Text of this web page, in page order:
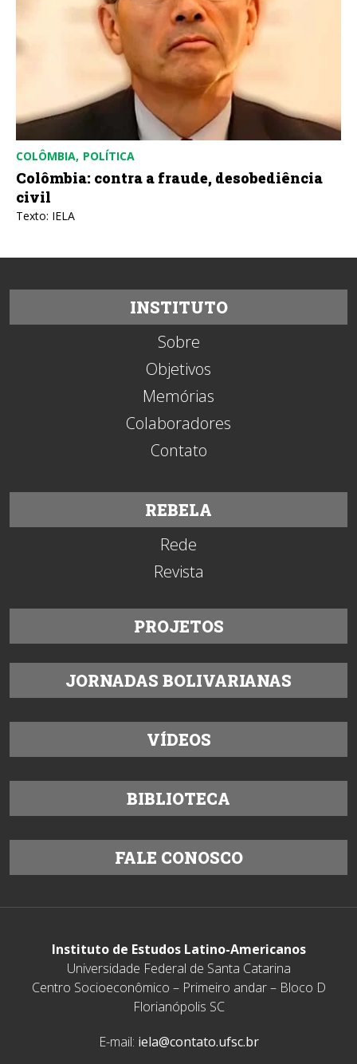
COLÔMBIA POLÍTICA
Colômbia: contra a fraude, desobediência
civil
Texto: IELA
INSTITUTO
Sobre
Objetivos
Memórias
Colaboradores
Contato
REBELA
Rede
Revista
PROJETOS
JORNADAS BOLIVARIANAS
VÍDEOS
BIBLIOTECA
FALE CONOSCO
Instituto de Estudos Latino-Americanos
Universidade Federal de Santa Catarina
Centro Socioeconômico – Primeiro andar – Bloco D
Florianópolis SC
E-mail: iela@contato.ufsc.br